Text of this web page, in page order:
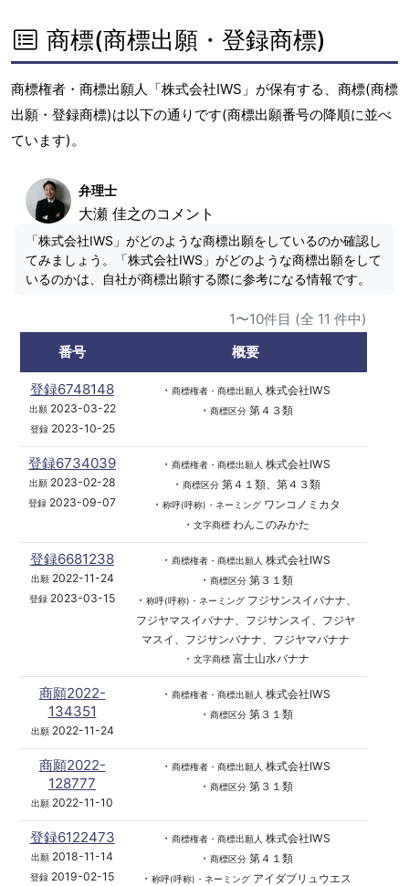
商標(商標出願・登録商標)
商標権者・商標出願人「株式会社IWS」が保有する、商標(商標
出願・登録商標)は以下の通りです(商標出願番号の降順に並べ
ています)。
弁理士
大瀬 佳之のコメント
「株式会社IWS」がどのような商標出願をしているのか確認し
てみましょう。「株式会社IWS」がどのような商標出願をして
いるのかは、自社が商標出願する際に参考になる情報です。
1〜10件目 (全 11 件中)
番号
概要
登録6748148
出願2023-03-22
登録2023-10-25
・ 商標権者・商標出願人 株式会社IWS
・ 商標区分第４３類
登録6734039
出願2023-02-28
登録 2023-09-07
・ 商標権者・商標出願人 株式会社IWS
・ 商標区分第４１類、第４３類
・ 称呼(呼称)・ネーミングワンコノミカタ
・ 文字商標わんこのみかた
登録6681238
出願2022-11-24
登録 2023-03-15
・ 商標権者・商標出願人 株式会社IWS
・ 商標区分第３１類
・ 称呼(呼称)・ネーミングフジサンスイバナナ、
フジヤマスイバナナ、フジサンスイ、フジヤ
マスイ、フジサンバナナ、フジヤマバナナ
・ 文字商標富士山水バナナ
商願2022-
134351
出願2022-11-24
・ 商標権者・商標出願人 株式会社IWS
・ 商標区分第３１類
商願2022-
128777
出願 2022-11-10
・ 商標権者・商標出願人 株式会社IWS
・ 商標区分第３１類
登録6122473
出願 2018-11-14
登録 2019-02-15
・ 商標権者・商標出願人 株式会社IWS
・ 商標区分第４１類
・ 称呼(呼称)・ネーミングアイダブリュウエス